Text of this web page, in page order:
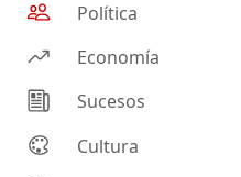
Política
Economía
Sucesos
Cultura